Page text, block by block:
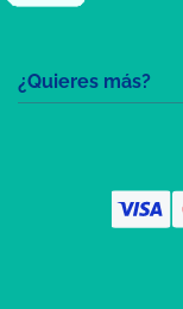
¿Quieres más?